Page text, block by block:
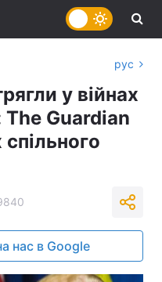
рус
у війнах
The Guardian
нас в Google